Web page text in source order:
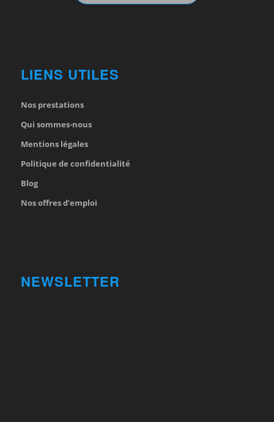
LIENS UTILES
Nos prestations
Qui sommes-nous
Mentions légales
Politique de confidentialité
Blog
Nos offres d’emploi
NEWSLETTER